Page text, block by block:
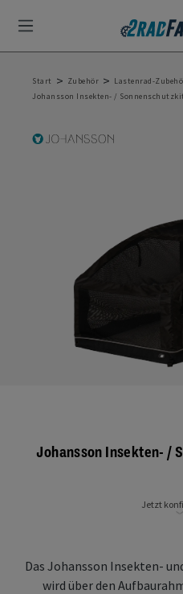
Start > Zubehör > Lastenrad-
Johansson Insekten- /
Johansson Insekten- /
Jetzt
Das Johansson Insekten-
wird über den